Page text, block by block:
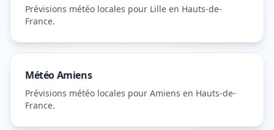
Prévisions météo locales pour Lille en Hauts-de-
France.
MétéoAmiens
Prévisions météo locales pour Amiens en Hauts-de-
France.